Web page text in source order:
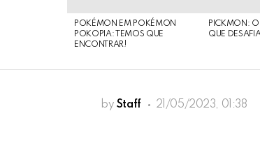
POKÉMON EM POKÉMON
POKOPIA: TEMOS QUE
ENCONTRAR!
PICKMON:
QUE
by Staff 21/05/2023, 01:38